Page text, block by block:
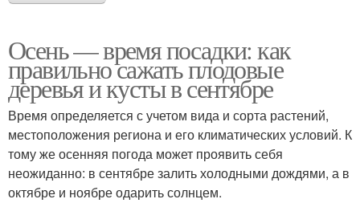
Осень — время посадки: как
правильно сажать плодовые
деревья и кусты в сентябре
Время определяется с учетом вида и сорта растений,
местоположения региона и его климатических условий. К
тому же осенняя погода может проявить себя
неожиданно: в сентябре залить холодными дождями, а в
октябре и ноябре одарить солнцем.